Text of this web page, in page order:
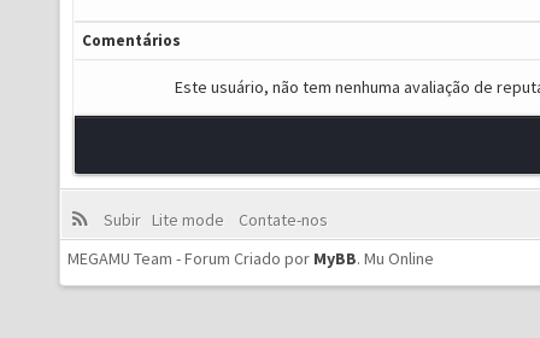
Comentários
Este usuário, não tem nenhuma avaliação de
Subir Lite mode
Contate-nos
MEGAMU Team - Forum Criado por MyBB. Mu Online